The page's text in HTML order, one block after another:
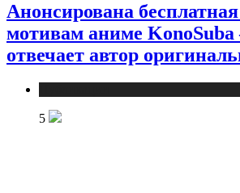
Анонсирована
мотивам аниме KonoSuba
отвечает автор
5